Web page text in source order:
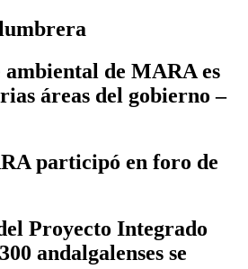
ambiental de MARA es
áreas del gobierno –
participó en foro de
Proyecto Integrado
andalgalenses se